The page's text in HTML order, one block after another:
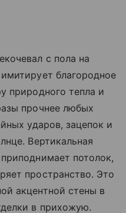
с пола на
благородное
природного тепла и
прочнее любых
ударов, зацепок и
Вертикальная
потолок,
пространство. Это
акцентной стены в
в прихожую.